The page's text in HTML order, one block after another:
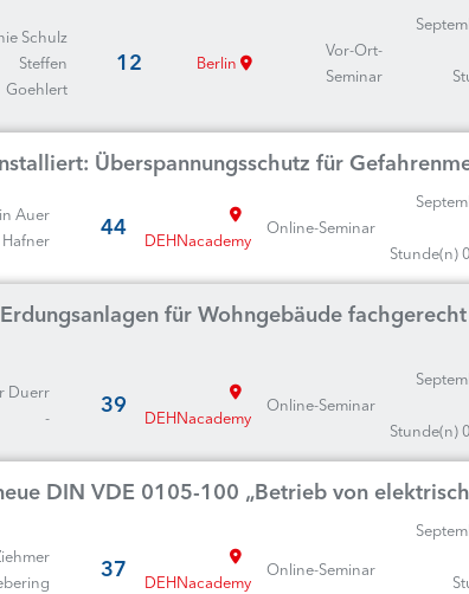
24
7
Vor-Ort-
Seminar
Berlin
12
Schulz
Steffen
Goehlert
Überspannungsschutz für
24
Online-Seminar
DEHNacademy
44
Auer
Hafner
für Wohngebäude
24
Online-Seminar
DEHNacademy
39
Duerr
-
DIN VDE 0105-100 „Betrieb von
25
0
Online-Seminar
DEHNacademy
37